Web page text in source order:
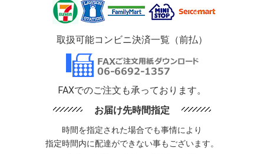
取扱可能コンビニ決済一覧（前払）
FAXでのご注文も承っております。
お届け先時間指定
時間を指定された場合でも事情により
指定時間内に配達ができない事もございます。